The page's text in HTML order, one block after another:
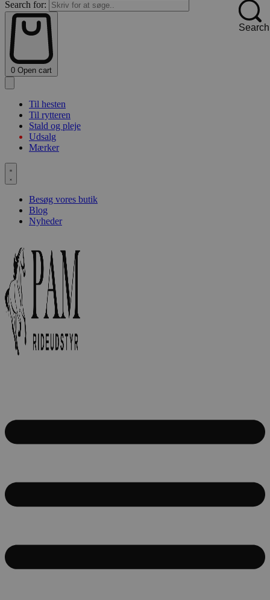
Search for:
Search
0 Open cart
Til hesten
Til rytteren
Stald og pleje
Udsalg
Mærker
Besøg vores butik
Blog
Nyheder